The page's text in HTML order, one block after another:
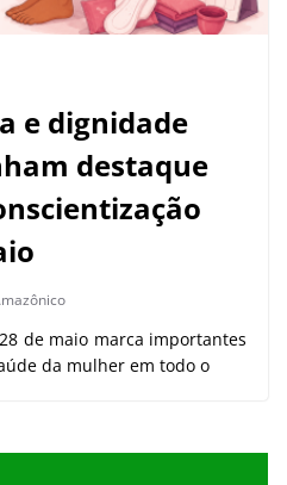
e dignidade
destaque
de maio marca importantes
da mulher em todo o